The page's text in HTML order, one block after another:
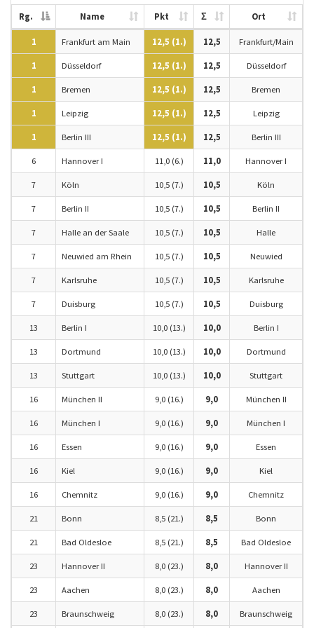
Rg. Name Pkt Σ Ort
1 Frankfurt am Main 12,5 (1.) 12,5 Frankfurt/Main
1 Düsseldorf 12,5 (1.) 12,5 Düsseldorf
1 Bremen 12,5 (1.) 12,5 Bremen
1 Leipzig 12,5 (1.) 12,5 Leipzig
1 Berlin III 12,5 (1.) 12,5 Berlin III
6 Hannover I 11,0 (6.) 11,0 Hannover I
7 Köln 10,5 (7.) 10,5 Köln
7 Berlin II 10,5 (7.) 10,5 Berlin II
7 Halle an der Saale 10,5 (7.) 10,5 Halle
7 Neuwied am Rhein 10,5 (7.) 10,5 Neuwied
7 Karlsruhe 10,5 (7.) 10,5 Karlsruhe
7 Duisburg 10,5 (7.) 10,5 Duisburg
13 Berlin I 10,0 (13.) 10,0 Berlin I
13 Dortmund 10,0 (13.) 10,0 Dortmund
13 Stuttgart 10,0 (13.) 10,0 Stuttgart
16 München II 9,0 (16.) 9,0 München II
16 München I 9,0 (16.) 9,0 München I
16 Essen 9,0 (16.) 9,0 Essen
16 Kiel 9,0 (16.) 9,0 Kiel
16 Chemnitz 9,0 (16.) 9,0 Chemnitz
21 Bonn 8,5 (21.) 8,5 Bonn
21 Bad Oldesloe 8,5 (21.) 8,5 Bad Oldesloe
23 Hannover II 8,0 (23.) 8,0 Hannover II
23 Aachen 8,0 (23.) 8,0 Aachen
23 Braunschweig 8,0 (23.) 8,0 Braunschweig